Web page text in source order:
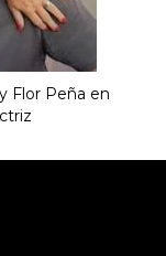
Flor Peña en